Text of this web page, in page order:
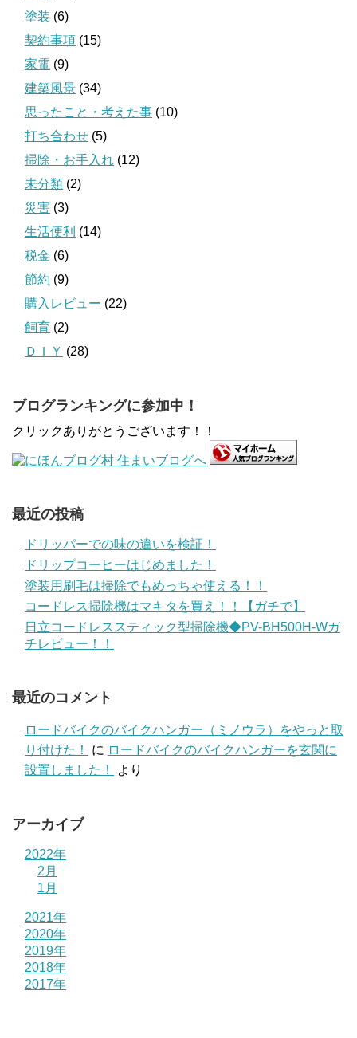
塗装 (6)
契約事項 (15)
家電 (9)
建築風景 (34)
思ったこと・考えた事 (10)
打ち合わせ (5)
掃除・お手入れ (12)
未分類 (2)
災害 (3)
生活便利 (14)
税金 (6)
節約 (9)
購入レビュー (22)
飼育 (2)
ＤＩＹ (28)
ブログランキングに参加中！
クリックありがとうございます！！
最近の投稿
ドリッパーでの味の違いを検証！
ドリップコーヒーはじめました！
塗装用刷毛は掃除でもめっちゃ使える！！
コードレス掃除機はマキタを買え！！【ガチで】
日立コードレススティック型掃除機◆PV-BH500H-Wガ
チレビュー！！
最近のコメント
ロードバイクのバイクハンガー（ミノウラ）をやっと取
り付けた！
に ロードバイクのバイクハンガーを玄関に
設置しました！
より
アーカイブ
2022年
2月
1月
2021年
2020年
2019年
2018年
2017年